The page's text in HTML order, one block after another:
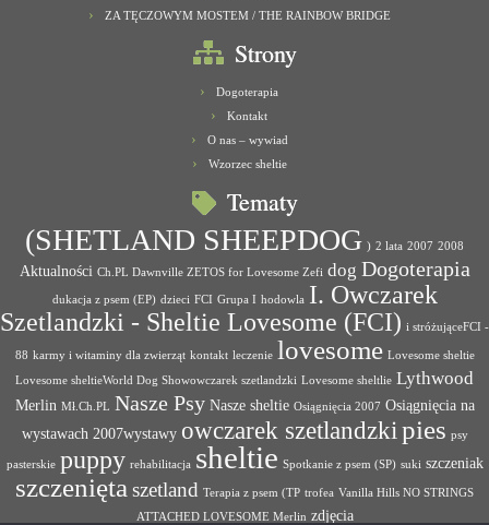
ZA TĘCZOWYM MOSTEM / THE RAINBOW BRIDGE
Strony
Dogoterapia
Kontakt
O nas – wywiad
Wzorzec sheltie
Tematy
(SHETLAND SHEEPDOG ) 2 lata 2007 2008
Aktualności Ch.PL Dawnville ZETOS for Lovesome Zefi dog Dogoterapia
dukacja z psem (EP) dzieci FCI Grupa I hodowla I. Owczarek
Szetlandzki - Sheltie Lovesome (FCI) i stróżująceFCI -
88 karmy i witaminy dla zwierząt kontakt leczenie lovesome Lovesome sheltie
Lovesome sheltieWorld Dog Showowczarek szetlandzki Lovesome sheltlie Lythwood
Merlin Mł.Ch.PL Nasze Psy Nasze sheltie Osiągnięcia 2007 Osiągnięcia na
wystawach 2007wystawy owczarek szetlandzkipies psy
pasterskie puppy rehabilitacja sheltie Spotkanie z psem (SP) suki szczeniak
szczenięta szetland Terapia z psem (TP trofea Vanilla Hills NO STRINGS
ATTACHED LOVESOME Merlin zdjęcia